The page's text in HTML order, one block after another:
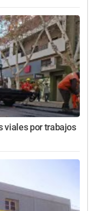
viales por trabajos